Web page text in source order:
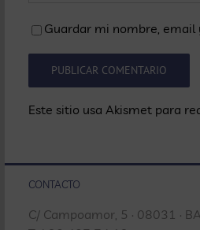
Guardar mi nombre, email
Este sitio usa Akismet para
CONTACTO
C/ Campoamor, 5 · 08031 ·